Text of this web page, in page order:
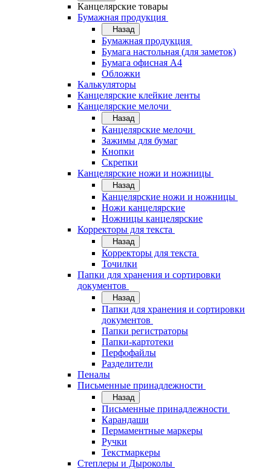
Канцелярские товары
Бумажная продукция
Назад
Бумажная продукция
Бумага настольная (для заметок)
Бумага офисная А4
Обложки
Калькуляторы
Канцелярские клейкие ленты
Канцелярские мелочи
Назад
Канцелярские мелочи
Зажимы для бумаг
Кнопки
Скрепки
Канцелярские ножи и ножницы
Назад
Канцелярские ножи и ножницы
Ножи канцелярские
Ножницы канцелярские
Корректоры для текста
Назад
Корректоры для текста
Точилки
Папки для хранения и сортировки
документов
Назад
Папки для хранения и сортировки
документов
Папки регистраторы
Папки-картотеки
Перфофайлы
Разделители
Пеналы
Письменные принадлежности
Назад
Письменные принадлежности
Карандаши
Пермаментные маркеры
Ручки
Текстмаркеры
Степлеры и Дыроколы